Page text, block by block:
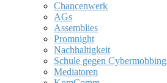
Chancenwerk
AGs
Assemblies
Promnight
Nachhaltigkeit
Schule gegen Cybermobbing
Mediatoren